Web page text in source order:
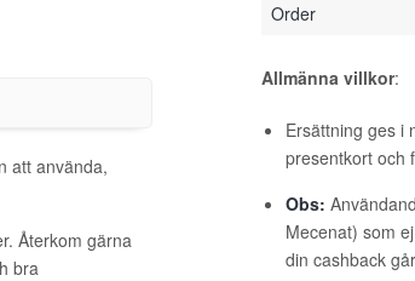
att använda,
Återkom gärna
bra
Order
Allmänna villkor:
Ersättning ges i
presentkort och
Obs:
Mecenat) som
din cashback